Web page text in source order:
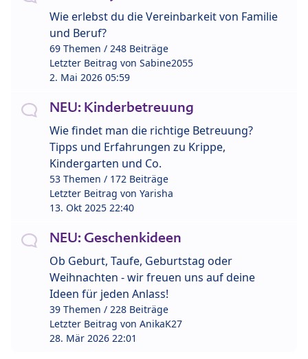
Wie erlebst du die Vereinbarkeit von Familie
und Beruf?
69 Themen / 248 Beiträge
Letzter Beitrag von Sabine2055
2. Mai 2026 05:59
NEU: Kinderbetreuung
Wie findet man die richtige Betreuung?
Tipps und Erfahrungen zu Krippe,
Kindergarten und Co.
53 Themen / 172 Beiträge
Letzter Beitrag von Yarisha
13. Okt 2025 22:40
NEU: Geschenkideen
Ob Geburt, Taufe, Geburtstag oder
Weihnachten - wir freuen uns auf deine
Ideen für jeden Anlass!
39 Themen / 228 Beiträge
Letzter Beitrag von AnikaK27
28. Mär 2026 22:01